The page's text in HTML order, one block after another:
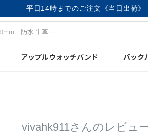
平日14時までのご注文《当日出荷》
アップルウォッチバンド バック
vivahk911さんのレビュ